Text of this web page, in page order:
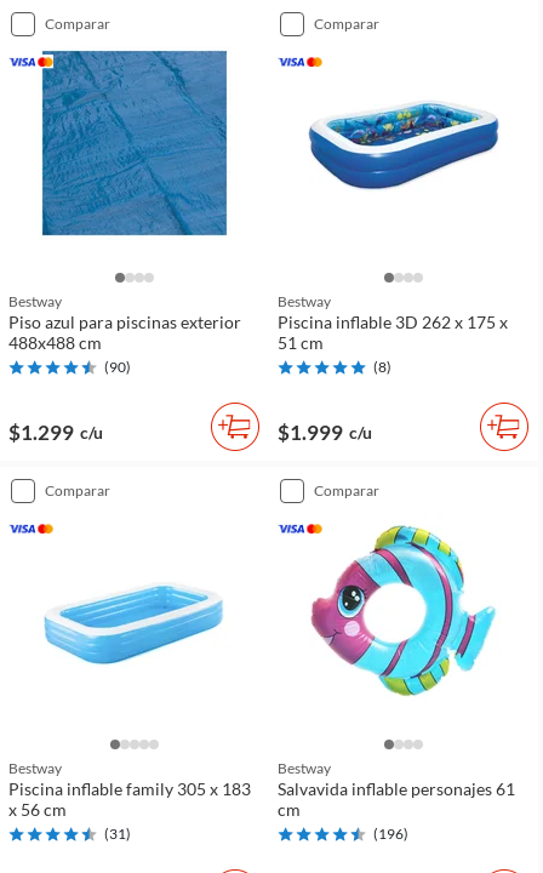
comparar
Bestway
Piso azul para piscinas exterior
488x488 cm
(90)
$1.299 c/u
comparar
Bestway
Piscina inflable 3D 262 x 175 x
51 cm
(8)
$1.999 c/u
comparar
Bestway
Piscina inflable family 305 x 183
x 56 cm
(31)
comparar
Bestway
Salvavida inflable personajes 61
cm
(196)